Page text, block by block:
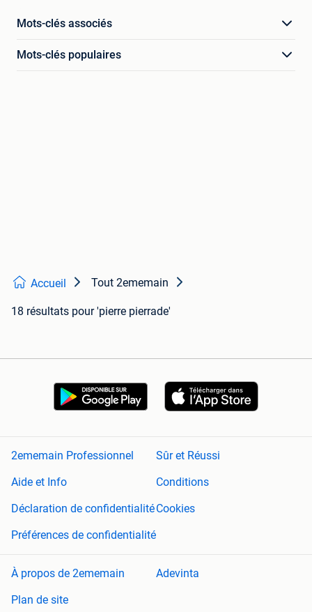
Mots-clés associés
Mots-clés populaires
Accueil Tout 2ememain
18 résultats pour 'pierre pierrade'
2ememain Professionnel
Sûr et Réussi
Aide et Info
Conditions
Déclaration de confidentialitéCookies
Préférences de confidentialité
À propos de 2ememain
Adevinta
Plan de site